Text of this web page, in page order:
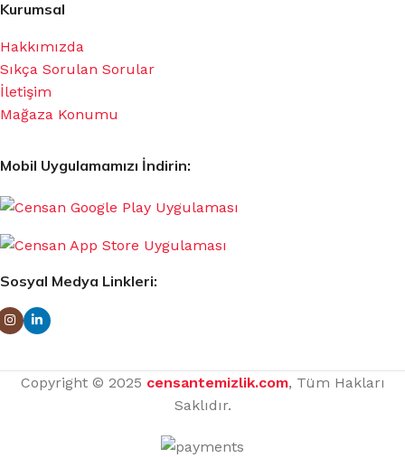
Kurumsal
Hakkımızda
Sıkça Sorulan Sorular
İletişim
Mağaza Konumu
Mobil Uygulamamızı İndirin:
Sosyal Medya Linkleri:
Copyright © 2025 censantemizlik.com, Tüm Hakları
Saklıdır.